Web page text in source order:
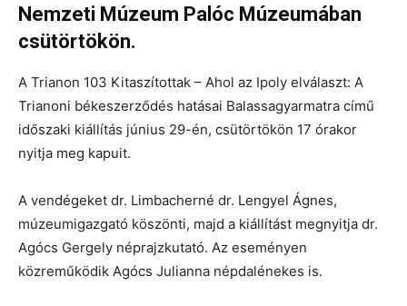
Nemzeti Múzeum Palóc Múzeumában
csütörtökön.
A Trianon 103 Kitaszítottak – Ahol az Ipoly elválaszt: A
Trianoni békeszerződés hatásai Balassagyarmatra című
időszaki kiállítás június 29-én, csütörtökön 17 órakor
nyitja meg kapuit.
A vendégeket dr. Limbacherné dr. Lengyel Ágnes,
múzeumigazgató köszönti, majd a kiállítást megnyitja dr.
Agócs Gergely néprajzkutató. Az eseményen
közreműködik Agócs Julianna népdalénekes is.